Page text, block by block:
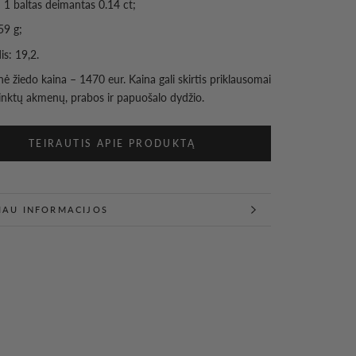
1 baltas deimantas 0.14 ct;
g;
19,2.
žiedo kaina – 1470 eur. Kaina gali skirtis priklausomai
akmenų, prabos ir papuošalo dydžio.
TEIRAUTIS APIE PRODUKTĄ
INFORMACIJOS
NUOTRAUKAS